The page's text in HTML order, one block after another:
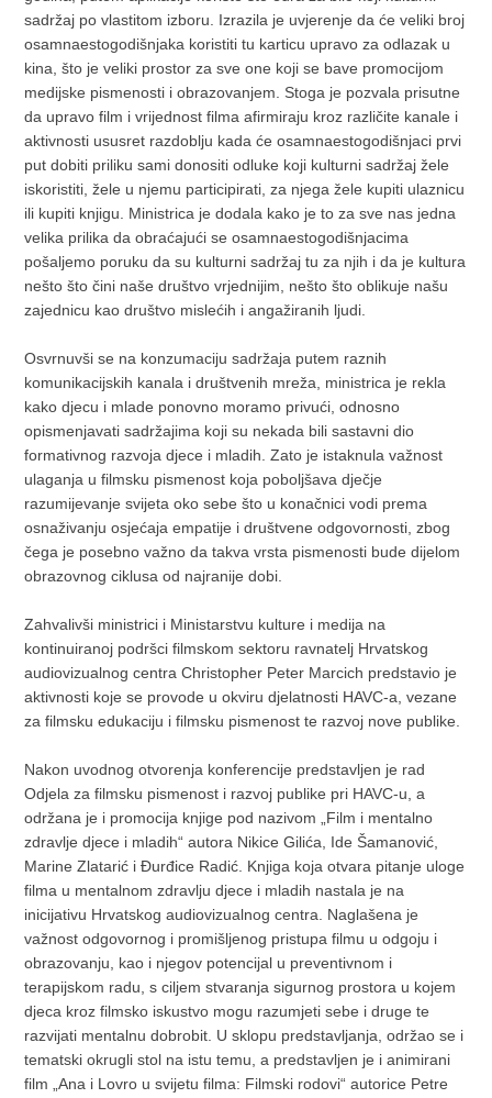
sadržaj po vlastitom izboru. Izrazila je uvjerenje da će veliki broj
osamnaestogodišnjaka koristiti tu karticu upravo za odlazak u
kina, što je veliki prostor za sve one koji se bave promocijom
medijske pismenosti i obrazovanjem. Stoga je pozvala prisutne
da upravo film i vrijednost filma afirmiraju kroz različite kanale i
aktivnosti ususret razdoblju kada će osamnaestogodišnjaci prvi
put dobiti priliku sami donositi odluke koji kulturni sadržaj žele
iskoristiti, žele u njemu participirati, za njega žele kupiti ulaznicu
ili kupiti knjigu. Ministrica je dodala kako je to za sve nas jedna
velika prilika da obraćajući se osamnaestogodišnjacima
pošaljemo poruku da su kulturni sadržaj tu za njih i da je kultura
nešto što čini naše društvo vrjednijim, nešto što oblikuje našu
zajednicu kao društvo mislećih i angažiranih ljudi.
Osvrnuvši se na konzumaciju sadržaja putem raznih
komunikacijskih kanala i društvenih mreža, ministrica je rekla
kako djecu i mlade ponovno moramo privući, odnosno
opismenjavati sadržajima koji su nekada bili sastavni dio
formativnog razvoja djece i mladih. Zato je istaknula važnost
ulaganja u filmsku pismenost koja poboljšava dječje
razumijevanje svijeta oko sebe što u konačnici vodi prema
osnaživanju osjećaja empatije i društvene odgovornosti, zbog
čega je posebno važno da takva vrsta pismenosti bude dijelom
obrazovnog ciklusa od najranije dobi.
Zahvalivši ministrici i Ministarstvu kulture i medija na
kontinuiranoj podršci filmskom sektoru ravnatelj Hrvatskog
audiovizualnog centra Christopher Peter Marcich predstavio je
aktivnosti koje se provode u okviru djelatnosti HAVC-a, vezane
za filmsku edukaciju i filmsku pismenost te razvoj nove publike.
Nakon uvodnog otvorenja konferencije predstavljen je rad
Odjela za filmsku pismenost i razvoj publike pri HAVC-u, a
održana je i promocija knjige pod nazivom „Film i mentalno
zdravlje djece i mladih“ autora Nikice Gilića, Ide Šamanović,
Marine Zlatarić i Đurđice Radić. Knjiga koja otvara pitanje uloge
filma u mentalnom zdravlju djece i mladih nastala je na
inicijativu Hrvatskog audiovizualnog centra. Naglašena je
važnost odgovornog i promišljenog pristupa filmu u odgoju i
obrazovanju, kao i njegov potencijal u preventivnom i
terapijskom radu, s ciljem stvaranja sigurnog prostora u kojem
djeca kroz filmsko iskustvo mogu razumjeti sebe i druge te
razvijati mentalnu dobrobit. U sklopu predstavljanja, održao se i
tematski okrugli stol na istu temu, a predstavljen je i animirani
film „Ana i Lovro u svijetu filma: Filmski rodovi“ autorice Petre